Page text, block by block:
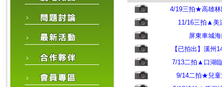
面積
~
關鍵字
4/19三拍★高雄林
11/16三拍▲美
屏東車城
【已拍出】溪州
7/13二拍▲口湖
9/14二拍★兒童